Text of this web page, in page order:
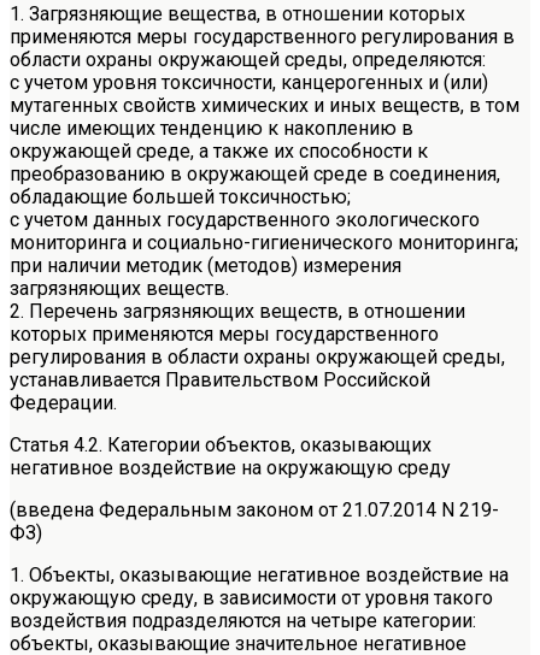
1. Загрязняющие вещества, в отношении которых
применяются меры государственного регулирования в
области охраны окружающей среды, определяются:
с учетом уровня токсичности, канцерогенных и (или)
мутагенных свойств химических и иных веществ, в том
числе имеющих тенденцию к накоплению в
окружающей среде, а также их способности к
преобразованию в окружающей среде в соединения,
обладающие большей токсичностью;
с учетом данных государственного экологического
мониторинга и социально-гигиенического мониторинга;
при наличии методик (методов) измерения
загрязняющих веществ.
2. Перечень загрязняющих веществ, в отношении
которых применяются меры государственного
регулирования в области охраны окружающей среды,
устанавливается Правительством Российской
Федерации.
Статья 4.2. Категории объектов, оказывающих
негативное воздействие на окружающую среду
(введена Федеральным законом от 21.07.2014 N 219-
ФЗ)
1. Объекты, оказывающие негативное воздействие на
окружающую среду, в зависимости от уровня такого
воздействия подразделяются на четыре категории:
объекты, оказывающие значительное негативное